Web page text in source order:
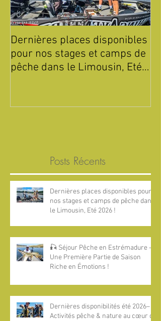
Dernières places disponibles
pour nos stages et camps de
pêche dans le Limousin, Eté
Posts Récents
Dernières places disponibles pour
nos stages et camps de pêche dans
le Limousin, Eté 2026 !
🎣 Séjour Pêche en Estrémadure —
Une Première Partie de Saison
Riche en Émotions !
Dernières disponibilités été 2026–
Activités pêche & nature au cœur du